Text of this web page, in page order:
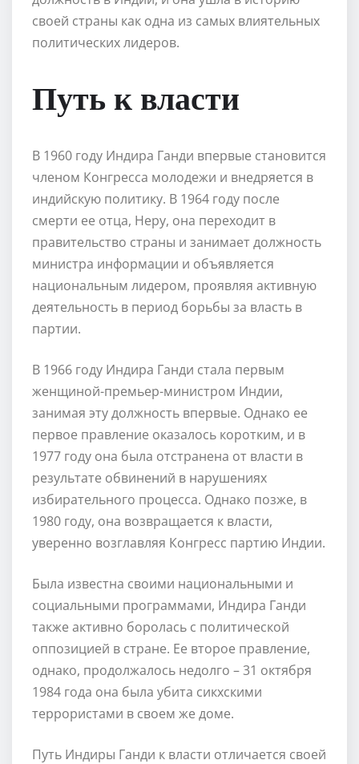
своей страны как одна из самых влиятельных
политических лидеров.
Путь к власти
В 1960 году Индира Ганди впервые становится
членом Конгресса молодежи и внедряется в
индийскую политику. В 1964 году после
смерти ее отца, Неру, она переходит в
правительство страны и занимает должность
министра информации и объявляется
национальным лидером, проявляя активную
деятельность в период борьбы за власть в
партии.
В 1966 году Индира Ганди стала первым
женщиной-премьер-министром Индии,
занимая эту должность впервые. Однако ее
первое правление оказалось коротким, и в
1977 году она была отстранена от власти в
результате обвинений в нарушениях
избирательного процесса. Однако позже, в
1980 году, она возвращается к власти,
уверенно возглавляя Конгресс партию Индии.
Была известна своими национальными и
социальными программами, Индира Ганди
также активно боролась с политической
оппозицией в стране. Ее второе правление,
однако, продолжалось недолго – 31 октября
1984 года она была убита сикхскими
террористами в своем же доме.
Путь Индиры Ганди к власти отличается своей